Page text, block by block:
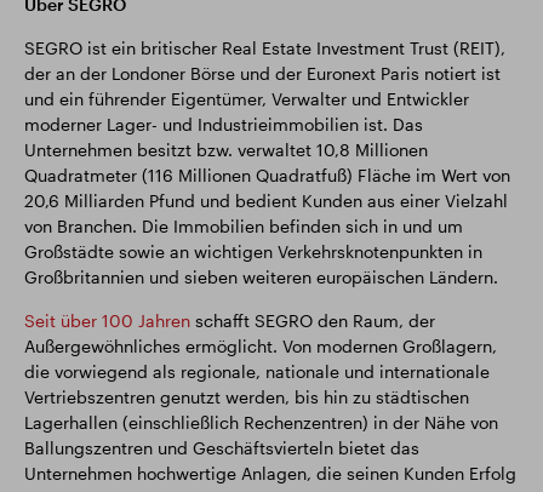
Über SEGRO
SEGRO ist ein britischer Real Estate Investment Trust (REIT),
der an der Londoner Börse und der Euronext Paris notiert ist
und ein führender Eigentümer, Verwalter und Entwickler
moderner Lager- und Industrieimmobilien ist. Das
Unternehmen besitzt bzw. verwaltet 10,8 Millionen
Quadratmeter (116 Millionen Quadratfuß) Fläche im Wert von
20,6 Milliarden Pfund und bedient Kunden aus einer Vielzahl
von Branchen. Die Immobilien befinden sich in und um
Großstädte sowie an wichtigen Verkehrsknotenpunkten in
Großbritannien und sieben weiteren europäischen Ländern.
Seit über 100 Jahren schafft SEGRO den Raum, der
Außergewöhnliches ermöglicht. Von modernen Großlagern,
die vorwiegend als regionale, nationale und internationale
Vertriebszentren genutzt werden, bis hin zu städtischen
Lagerhallen (einschließlich Rechenzentren) in der Nähe von
Ballungszentren und Geschäftsvierteln bietet das
Unternehmen hochwertige Anlagen, die seinen Kunden Erfolg